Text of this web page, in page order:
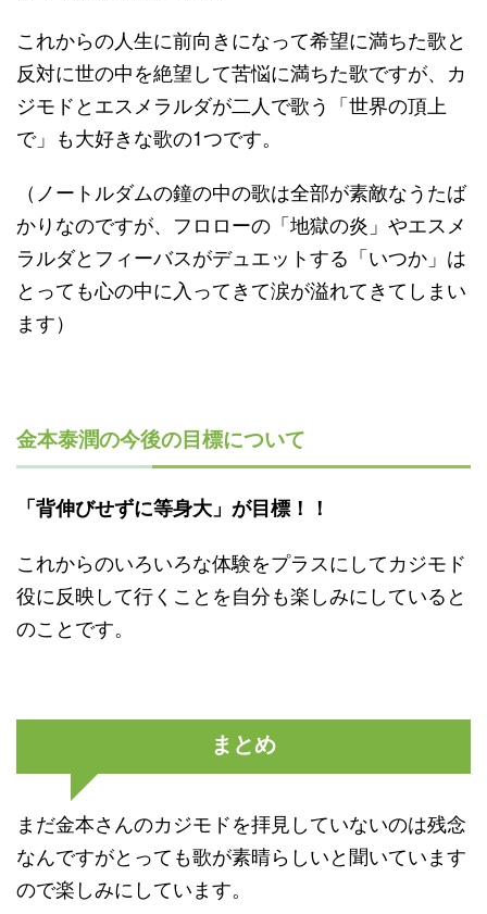
これからの人生に前向きになって希望に満ちた歌と
反対に世の中を絶望して苦悩に満ちた歌ですが、カ
ジモドとエスメラルダが二人で歌う「世界の頂上
で」も大好きな歌の1つです。
（ノートルダムの鐘の中の歌は全部が素敵なうたば
かりなのですが、フロローの「地獄の炎」やエスメ
ラルダとフィーバスがデュエットする「いつか」は
とっても心の中に入ってきて涙が溢れてきてしまい
ます）
金本泰潤の今後の目標について
「背伸びせずに等身大」が目標！！
これからのいろいろな体験をプラスにしてカジモド
役に反映して行くことを自分も楽しみにしていると
のことです。
まとめ
まだ金本さんのカジモドを拝見していないのは残念
なんですがとっても歌が素晴らしいと聞いています
ので楽しみにしています。